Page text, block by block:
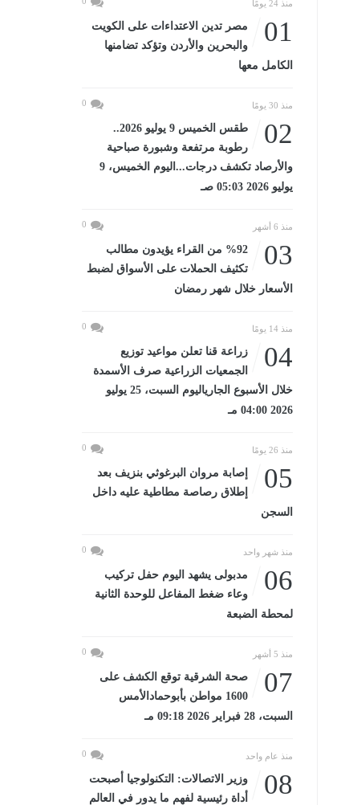
منذ 24 يومًا
01
مصر تدين الاعتداءات على الكويت
والبحرين والأردن وتؤكد تضامنها
الكامل معها
منذ 30 يومًا 0
02
طقس الخميس 9 يوليو 2026..
رطوبة مرتفعة وشبورة صباحية
والأرصاد تكشف درجات...اليوم الخميس، 9
يوليو 2026 05:03 صـ
منذ 6 أشهر 0
03
%92 من القراء يؤيدون مطالب
تكثيف الحملات على الأسواق لضبط
الأسعار خلال شهر رمضان
منذ 14 يومًا 0
04
زراعة قنا تعلن مواعيد توزيع
الجمعيات الزراعية صرف الأسمدة
خلال الأسبوع الجارياليوم السبت، 25 يوليو
2026 04:00 مـ
منذ 26 يومًا 0
05
إصابة مروان البرغوثي بنزيف بعد
إطلاق رصاصة مطاطية عليه داخل
السجن
منذ شهر واحد 0
06
مدبولى يشهد اليوم حفل تركيب
وعاء ضغط المفاعل للوحدة الثانية
لمحطة الضبعة
منذ 5 أشهر 0
07
صحة الشرقية توقع الكشف على
1600 مواطن بأبوحمادالأمس
السبت، 28 فبراير 2026 09:18 مـ
منذ عام واحد 0
08
وزير الاتصالات: التكنولوجيا أصبحت
أداة رئيسية لفهم ما يدور في العالم